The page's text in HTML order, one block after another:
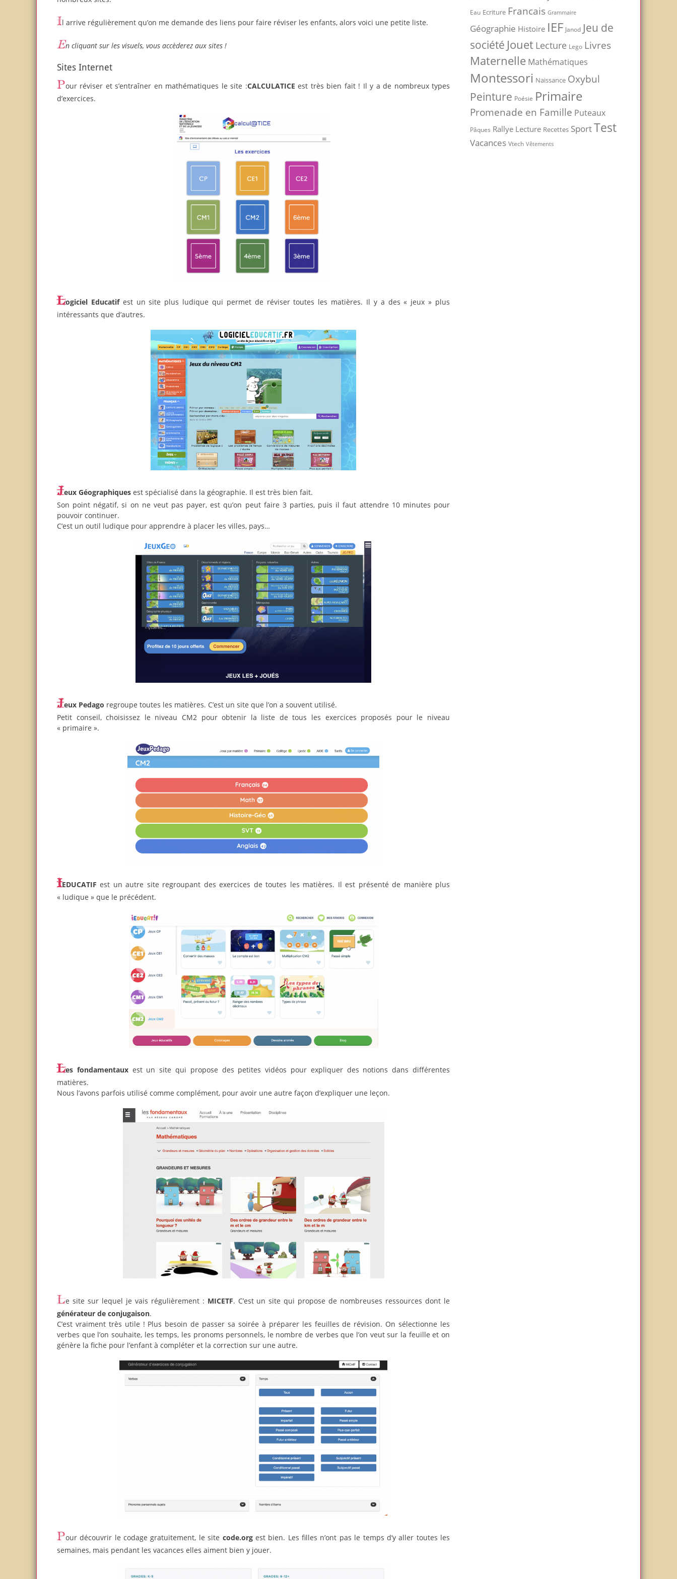
Il arrive régulièrement qu’on me demande des liens pour faire réviser les enfants, alors voici une petite liste.
En cliquant sur les visuels, vous accèderez aux sites !
Sites Internet
Pour réviser et s’entraîner en mathématiques le site :CALCULATICE est très bien fait ! Il y a de nombreux types
d’exercices.
Logiciel Educatifest un site plus ludique qui permet de réviser toutes les matières. Il y a des « jeux » plus
intéressants que d’autres.
Jeux Géographiques est spécialisé dans la géographie. Il est très bien fait.
Son point négatif, si on ne veut pas payer, est qu’on peut faire 3 parties, puis il faut attendre 10 minutes pour
pouvoir continuer.
C’est un outil ludique pour apprendre à placer les villes, pays…
Jeux Pedago regroupe toutes les matières. C’est un site que l’on a souvent utilisé.
Petit conseil, choisissez le niveau CM2 pour obtenir la liste de tous les exercices proposés pour le niveau
« primaire ».
IEDUCATIF est un autre site regroupant des exercices de toutes les matières. Il est présenté de manière plus
« ludique » que le précédent.
Les fondamentauxest un site qui propose des petites vidéos pour expliquer des notions dans différentes
matières.
Nous l’avons parfois utilisé comme complément, pour avoir une autre façon d’expliquer une leçon.
Le site sur lequel je vais régulièrement : MICETF. C’est un site qui propose de nombreuses ressources dont le
générateur de conjugaison.
C’est vraiment très utile ! Plus besoin de passer sa soirée à préparer les feuilles de révision. On sélectionne les
verbes que l’on souhaite, les temps, les pronoms personnels, le nombre de verbes que l’on veut sur la feuille et on
génère la fiche pour l’enfant à compléter et la correction sur une autre.
Pour découvrir le codage gratuitement, le site code.org est bien. Les filles n’ont pas le temps d’y aller toutes les
semaines, mais pendant les vacances elles aiment bien y jouer.
Eau Ecriture Francais Grammaire
Géographie Histoire IEF Janod Jeu de
société Jouet Lecture Lego Livres
Maternelle Mathématiques
Montessori Naissance Oxybul
Peinture Poésie Primaire
Promenade en Famille Puteaux
Pâques Rallye Lecture Recettes SportTest
Vacances Vtech Vêtements